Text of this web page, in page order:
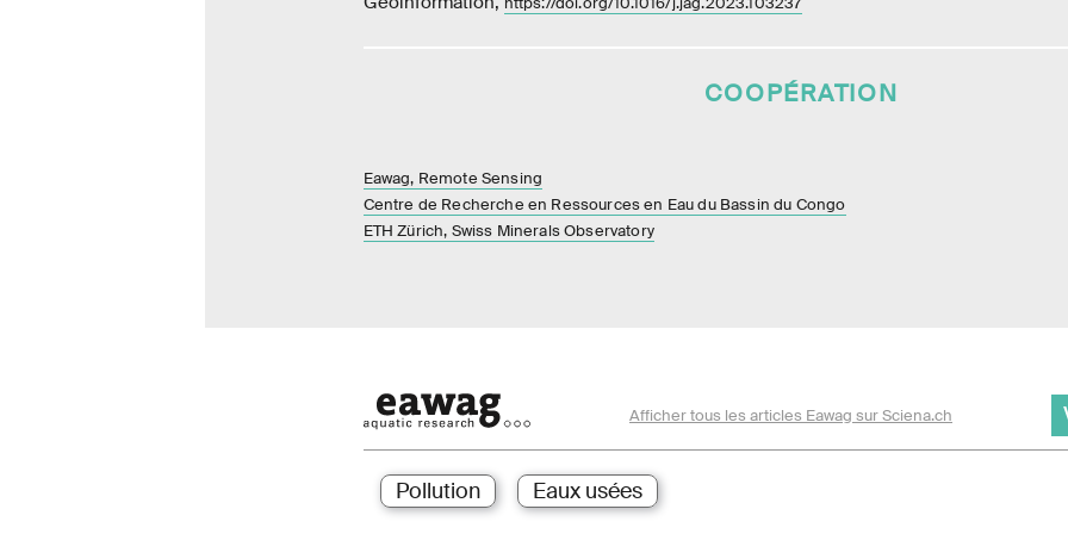
COOPÉRATION
Eawag, Remote Sensing
Centre de Recherche en Ressources en Eau du Bassin du Congo
ETH Zürich, Swiss Minerals Observatory
Afficher tous les articles Eawag sur Sciena.ch
Pollution Eaux usées